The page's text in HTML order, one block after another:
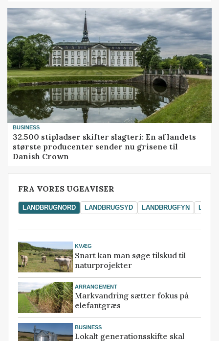
BUSINESS
32.500 stipladser skifter slagteri: En af landets
største producenter sender nu grisene til
Danish Crown
FRA VORES UGEAVISER
LANDBRUGNORD LANDBRUGSYD LANDBRUGFYN
KVÆG
Snart kan man søge tilskud til
naturprojekter
ARRANGEMENT
Markvandring sætter fokus på
elefantgræs
BUSINESS
Lokalt generationsskifte skal